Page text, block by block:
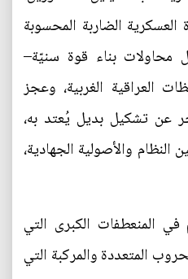
العسكرية الضاربة المحسوبة
بناء قوة سنيّة–
العراقية الغربية، وعجز
عن تشكيل بديل يُعتد به،
النظام والأصولية الجهادية،
في المنعطفات الكبرى التي
المتعددة والمركبة التي